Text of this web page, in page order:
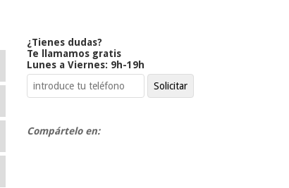
¿Tienes dudas?
Te llamamos gratis
Lunes a Viernes: 9h-19h
Compártelo en: